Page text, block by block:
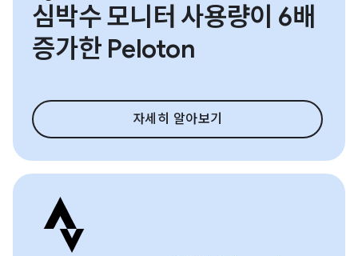
심박수 모니터 사용량이 6배
증가한 Peloton
자세히 알아보기